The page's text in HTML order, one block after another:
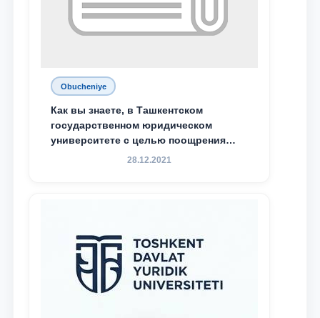
Obucheniye
Как вы знаете, в Ташкентском
государственном юридическом
университете с целью поощрения
талантливых, активных и
28.12.2021